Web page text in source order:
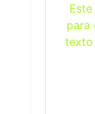
para
texto